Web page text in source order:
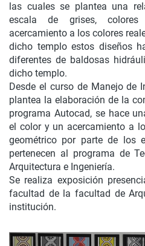
las cuales se plantea una
escala de grises,
acercamiento a los colores
dicho templo estos diseños
diferentes de baldosas
dicho templo.
Desde el curso de Manejo de
plantea la elaboración de la
programa Autocad, se hace
el color y un acercamiento a
geométrico por parte de los
pertenecen al programa de
Arquitectura e Ingeniería.
Se realiza exposición
facultad de la facultad de
institución.